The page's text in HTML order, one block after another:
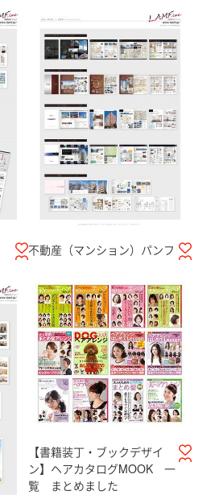
不動産（マンション）パンフ
【書籍装丁・ブックデザイ
ン】ヘアカタログMOOK 一
覧 まとめました